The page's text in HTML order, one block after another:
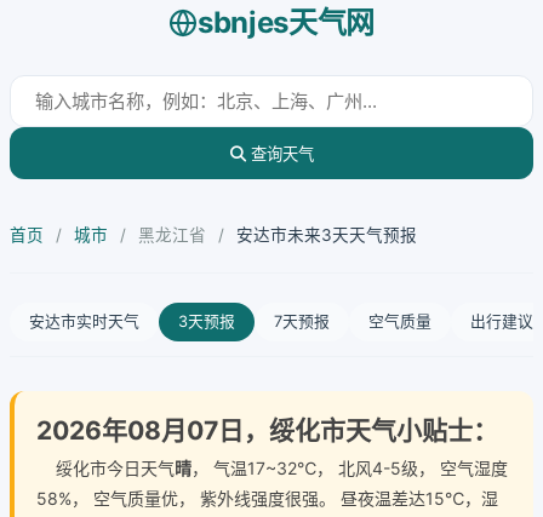
sbnjes天气网
查询天气
首页 / 城市 / 黑龙江省 / 安达市未来3天天气预报
安达市实时天气 3天预报 7天预报 空气质量 出行建议
2026年08月07日，绥化市天气小贴士：
绥化市今日天气晴， 气温17~32℃， 北风4-5级， 空气湿度
58%， 空气质量优， 紫外线强度很强。 昼夜温差达15℃，湿